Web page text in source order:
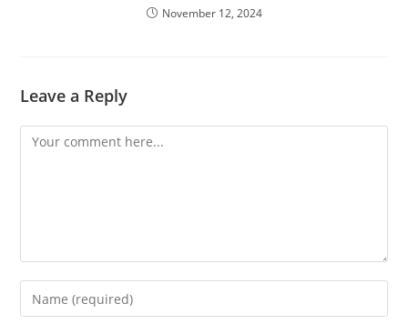
November 12, 2024
Leave a Reply